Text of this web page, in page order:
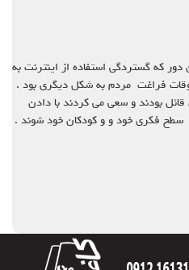
دور که گستردگی استفاده از اینترنت به
فراغت مردم به شکل دیگری بود .
بودند و سعی می کردند با دادن
سطح فکری خود و و کودکان خود شوند .